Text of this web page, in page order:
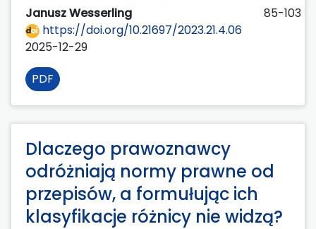
Janusz Wesserling
85-103
https://doi.org/10.21697/2023.21.4.06
2025-12-29
PDF
Dlaczego prawoznawcy
odróżniają normy prawne od
przepisów, a formułując ich
klasyfikacje różnicy nie widzą?